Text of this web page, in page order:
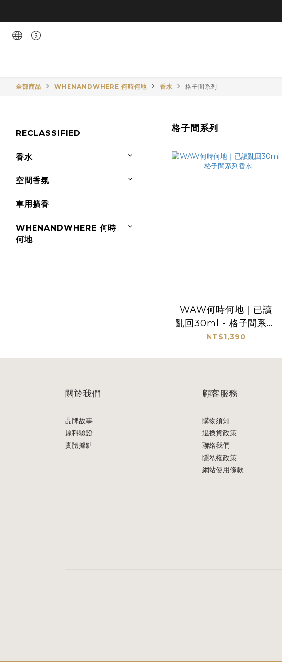
全部商品 WHENANDWHERE 何時何地 香水 格子間系列
RECLASSIFIED
香水
空間香氛
車用擴香
WHENANDWHERE 何時
何地
格子間系列
WAW何時何地｜已讀
亂回30ml - 格子間系列
香水
NT$1,390
關於我們
品牌故事
原料驗證
實體據點
顧客服務
購物須知
退換貨政策
聯絡我們
隱私權政策
網站使用條款